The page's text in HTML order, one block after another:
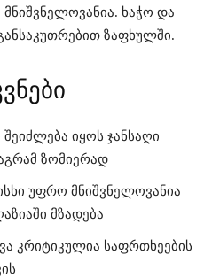
მნიშვნელოვანია. ხაჭო და
ზაფხულში.
იყოს ჯანსაღი
ზომიერად
უფრო მნიშვნელოვანია
მზადება
კრიტიკულია საფრთხეების